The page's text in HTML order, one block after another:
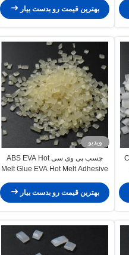
بهترین قیمت رو بدست بیار
ویدیو
چسب پی وی سی ABS EVA Hot
Melt Glue EVA Hot Melt Adhesive
بهترین قیمت رو بدست بیار